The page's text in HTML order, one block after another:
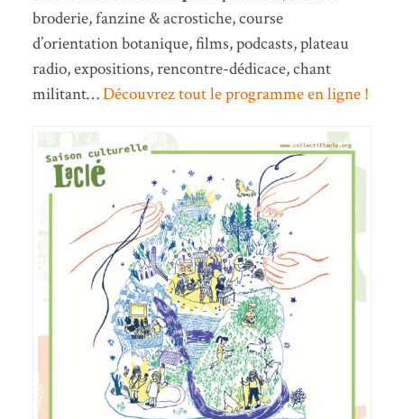
broderie, fanzine & acrostiche, course
d’orientation botanique, films, podcasts, plateau
radio, expositions, rencontre-dédicace, chant
militant…Découvrez tout le programme en ligne !